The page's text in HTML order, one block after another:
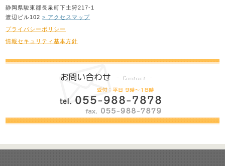
静岡県駿東郡長泉町下土狩217-1
渡辺ビル102> アクセスマップ
プライバシーポリシー
情報セキュリティ基本方針